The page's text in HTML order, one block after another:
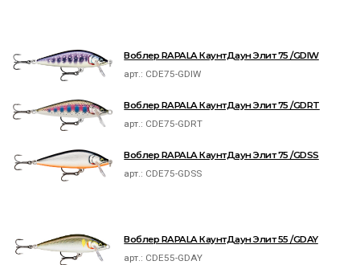
Воблер RAPALA КаунтДаун Элит 75 /GDIW
арт.: CDE75-GDIW
Воблер RAPALA КаунтДаун Элит 75 /GDRT
арт.: CDE75-GDRT
Воблер RAPALA КаунтДаун Элит 75 /GDSS
арт.: CDE75-GDSS
Воблер RAPALA КаунтДаун Элит 55 /GDAY
арт.: CDE55-GDAY